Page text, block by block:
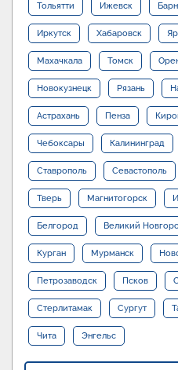
Тольятти Ижевск
Иркутск Хабаровск
Махачкала Томск
Новокузнецк Рязань
Астрахань Пенза
Чебоксары Калининград
Ставрополь Севастополь
Тверь Магнитогорск
Белгород Великий
Курган Мурманск
Петрозаводск Псков
Стерлитамак Сургут
Чита Энгельс